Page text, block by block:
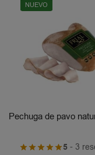
NUEVO
Pechuga de pavo
5- 3